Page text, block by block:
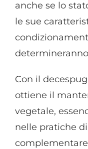
anche se lo
le sue
Con il
ottiene il
vegetale,
nelle pratiche